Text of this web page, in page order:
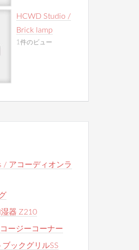
HCWD Studio /
Brick lamp
1件のビュー
/ アコーディオンラ
器 Z210
ージーコーナー
ックグリルSS